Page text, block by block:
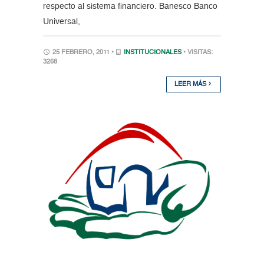
respecto al sistema financiero. Banesco Banco
Universal,
25 FEBRERO, 2011 • INSTITUCIONALES • VISITAS:
3268
LEER MÁS